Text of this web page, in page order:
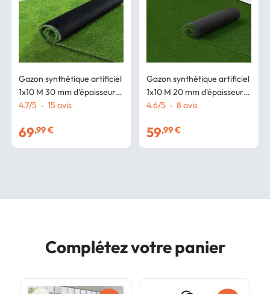
Gazon synthétique artificiel
1x10 M 30 mm d'épaisseur
pour jardin et balcon
4.7/5 - 15 avis
69,99 €
Gazon synthétique artificiel
1x10 M 20 mm d'épaisseur
pour jardin et balcon
4.6/5 - 8 avis
59,99 €
Complétez votre panier